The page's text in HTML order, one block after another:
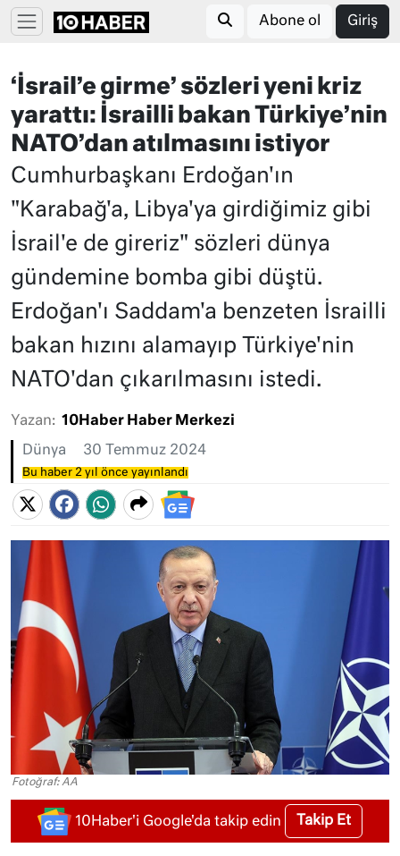
Abone ol Giriş
‘İsrail’e girme’ sözleri yeni kriz
yarattı: İsrailli bakan Türkiye’nin
NATO’dan atılmasını istiyor
Cumhurbaşkanı Erdoğan'ın
"Karabağ'a, Libya'ya girdiğimiz gibi
İsrail'e de gireriz" sözleri dünya
gündemine bomba gibi düştü.
Erdoğan'ı Saddam'a benzeten İsrailli
bakan hızını alamayıp Türkiye'nin
NATO'dan çıkarılmasını istedi.
Yazan: 10Haber Haber Merkezi
Dünya 30 Temmuz 2024
Bu haber 2 yıl önce yayınlandı
Fotoğraf: AA
10Haber'i Google'da takip edin Takip Et